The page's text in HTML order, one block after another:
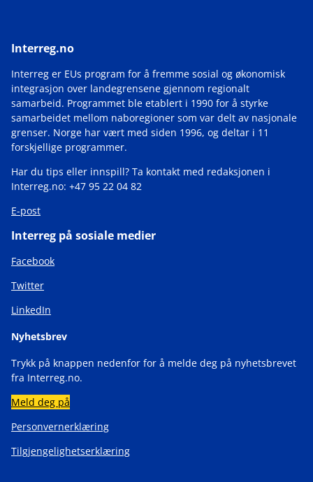
Interreg.no
Interreg er EUs program for å fremme sosial og økonomisk
integrasjon over landegrensene gjennom regionalt
samarbeid. Programmet ble etablert i 1990 for å styrke
samarbeidet mellom naboregioner som var delt av nasjonale
grenser. Norge har vært med siden 1996, og deltar i 11
forskjellige programmer.
Har du tips eller innspill? Ta kontakt med redaksjonen i
Interreg.no: +47 95 22 04 82
E-post
Interreg på sosiale medier
Facebook
Twitter
LinkedIn
Nyhetsbrev
Trykk på knappen nedenfor for å melde deg på nyhetsbrevet
fra Interreg.no.
Meld deg på
Personvernerklæring
Tilgjengelighetserklæring